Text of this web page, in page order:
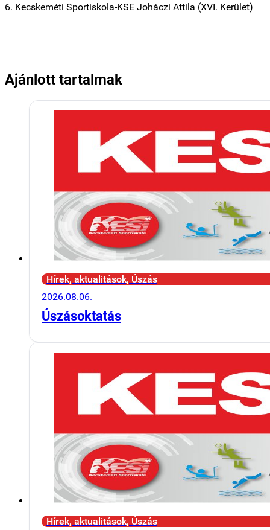
6. Kecskeméti Sportiskola-KSE Joháczi Attila (XVI. Kerület)
Ajánlott tartalmak
Hírek, aktualitások, Úszás
2026.08.06.
Úszásoktatás
Hírek, aktualitások, Úszás